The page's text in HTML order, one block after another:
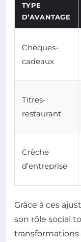
TYPE
D’AVANTAGE
Chèques-
cadeaux
Titres-
restaurant
Crèche
d’entreprise
Grâce à ces
son rôle social